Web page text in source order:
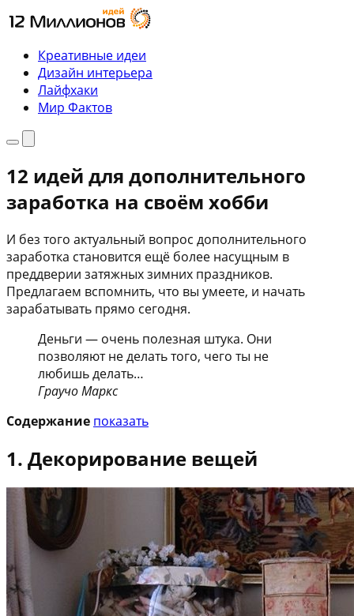
Перейти
к
содержимому
Креативные идеи
Дизайн интерьера
Лайфхаки
Мир Фактов
МенюПоиск
12 идей для дополнительного
заработка на своём хобби
И без того актуальный вопрос дополнительного
заработка становится ещё более насущным в
преддверии затяжных зимних праздников.
Предлагаем вспомнить, что вы умеете, и начать
зарабатывать прямо сегодня.
Деньги — очень полезная штука. Они
позволяют не делать того, чего ты не
любишь делать…
Граучо Маркс
Содержание показать
1. Декорирование вещей